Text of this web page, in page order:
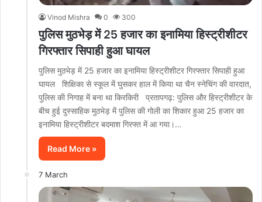
Vinod Mishra 0 300
पुलिस मुठभेड़ में 25 हजार का इनामिया हिस्ट्रीशीटर
गिरफ्तार सिपाही हुआ घायल
पुलिस मुठभेड़ में 25 हजार का इनामिया हिस्ट्रीशीटर गिरफ्तार सिपाही हुआ
घायल शिक्षिका से स्कूल में घुसकर हाल में किया था चैन स्नेचिंग की वारदात,
पुलिस की निगाह में बना था किरकिरी प्रतापगढ़: पुलिस और हिस्ट्रीशीटर के
बीच हुई दुस्साहिक मुठभेड़ में पुलिस की गोली का शिकार हुआ 25 हजार का
इनामिया हिस्ट्रीशीटर बदमाश गिरफ्त में आ गया।…
Read More »
7 March